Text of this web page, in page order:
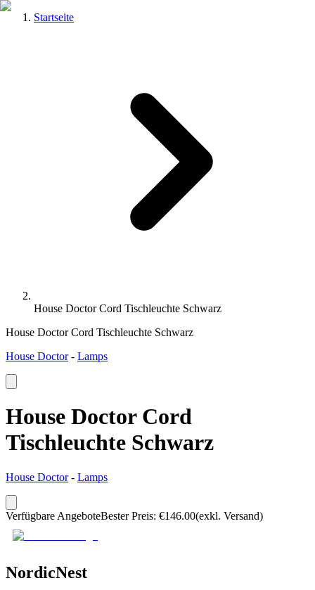
Startseite
House Doctor Cord Tischleuchte Schwarz
House Doctor Cord Tischleuchte Schwarz
House Doctor- Lamps
House Doctor Cord
Tischleuchte Schwarz
House Doctor- Lamps
Verfügbare AngeboteBester Preis: €146.00(exkl. Versand)
NordicNest